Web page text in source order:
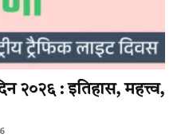
२०२६ : इतिहास, महत्त्व,